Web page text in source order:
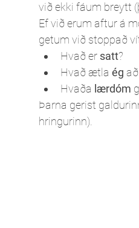
við ekki fáum breytt
Ef við erum aftur á
getum við stoppað
Hvað er satt?
Hvað ætla ég
Hvaða lærdóm
Þarna gerist
hringurinn).